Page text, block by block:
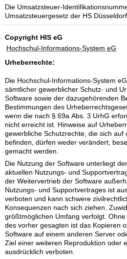
Die Umsatzsteuer-
Umsatzsteuergesetz der HS
Copyright HIS eG
Hochschul-Informations-System eG
Urheberrechte:
Die Hochschul-Informations-System
sämtlicher gewerblicher Schutz- und
Software sowie der dazugehörenden
Bestimmungen des
wenn die nach § 69a Abs. 3 UrhG
nicht erreicht ist. Hinweise auf
gewerbliche Schutzrechte, die sich auf
befinden, dürfen weder verändert,
gemacht werden.
Die Nutzung der Software unterliegt
aktuellen Nutzungs- und
der Weitervertrieb der Software
Nutzungs- und Supportvertrages ist
verboten und kann schwere
Konsequenzen nach sich ziehen.
größtmöglichen Umfang verfolgt.
des vorher gesagten ist das Kopieren
Software auf einem anderen Server
Ziel einer weiteren Reproduktion oder
ausdrücklich verboten.